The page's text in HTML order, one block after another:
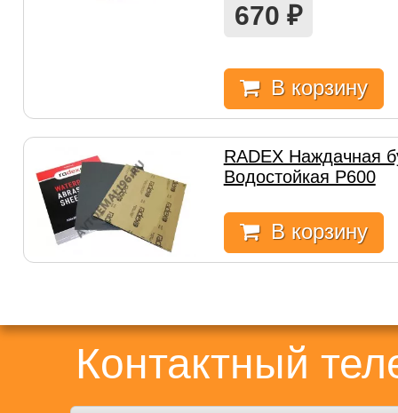
670 ₽
В корзину
RADEX Наждачная
Водостойкая Р600
В корзину
Контактный